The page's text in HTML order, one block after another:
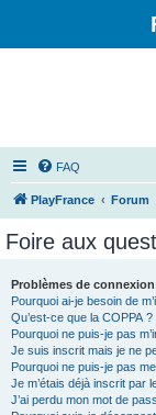
FAQ
PlayFrance Forum
Foire aux
Problèmes de
Pourquoi ai-je besoin de
Qu’est-ce que la COPPA ?
Pourquoi ne puis-je pas
Je suis inscrit mais je ne
Pourquoi ne puis-je pas
Je m’étais déjà inscrit par
J’ai perdu mon mot de